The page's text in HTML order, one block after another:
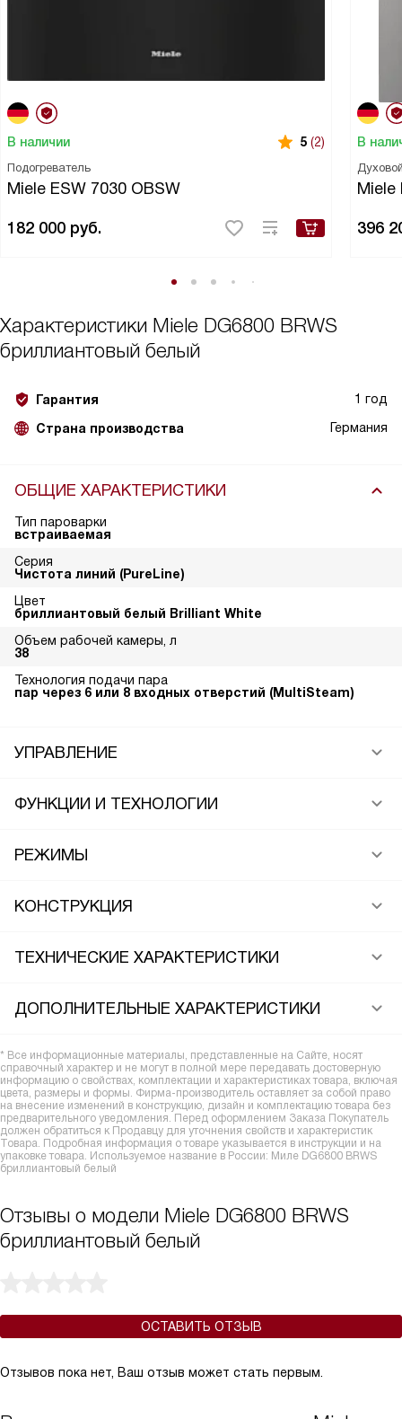
В наличии 5 (2)
Подогреватель
Miele ESW 7030 OBSW
182 000 руб.
В
Miele
396
Характеристики Miele DG6800 BRWS
бриллиантовый белый
Гарантия 1 год
Страна производства Германия
ОБЩИЕ ХАРАКТЕРИСТИКИ
Тип пароварки
встраиваемая
Серия
Чистота линий (PureLine)
Цвет
бриллиантовый белый Brilliant White
Объем рабочей камеры, л
38
Технология подачи пара
пар через 6 или 8 входных отверстий (MultiSteam)
УПРАВЛЕНИЕ
ФУНКЦИИ И ТЕХНОЛОГИИ
РЕЖИМЫ
КОНСТРУКЦИЯ
ТЕХНИЧЕСКИЕ ХАРАКТЕРИСТИКИ
ДОПОЛНИТЕЛЬНЫЕ ХАРАКТЕРИСТИКИ
* Все информационные материалы, представленные на Сайте, носят
справочный характер и не могут в полной мере передавать достоверную
информацию о свойствах, комплектации и характеристиках товара, включая
цвета, размеры и формы. Фирма-производитель оставляет за собой право
на внесение изменений в конструкцию, дизайн и комплектацию товара без
предварительного уведомления. Перед оформлением Заказа Покупатель
должен обратиться к Продавцу для уточнения свойств и характеристик
Товара. Подробная информация о товаре указывается в инструкции и на
упаковке товара. Используемое название в России: Миле DG6800 BRWS
бриллиантовый белый
Отзывы о модели Miele DG6800 BRWS
бриллиантовый белый
ОСТАВИТЬ ОТЗЫВ
Отзывов пока нет, Ваш отзыв может стать первым.